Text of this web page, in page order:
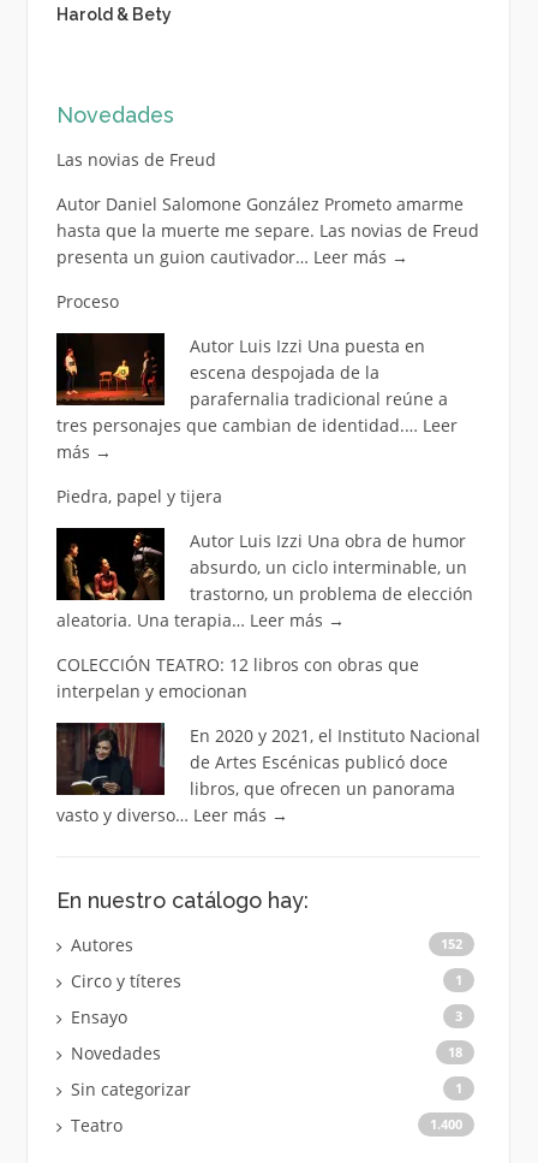
Harold & Bety
Novedades
Las novias de Freud
Autor Daniel Salomone González Prometo amarme
hasta que la muerte me separe. Las novias de Freud
presenta un guion cautivador… Leer más →
Proceso
Autor Luis Izzi Una puesta en
escena despojada de la
parafernalia tradicional reúne a
tres personajes que cambian de identidad.… Leer
más →
Piedra, papel y tijera
Autor Luis Izzi Una obra de humor
absurdo, un ciclo interminable, un
trastorno, un problema de elección
aleatoria. Una terapia… Leer más →
COLECCIÓN TEATRO: 12 libros con obras que
interpelan y emocionan
En 2020 y 2021, el Instituto Nacional
de Artes Escénicas publicó doce
libros, que ofrecen un panorama
vasto y diverso… Leer más →
En nuestro catálogo hay:
Autores 152
Circo y títeres 1
Ensayo 3
Novedades 18
Sin categorizar 1
Teatro 1.400